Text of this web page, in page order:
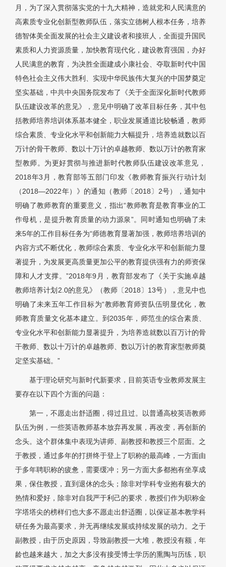
月，为了深入贯彻落实党的十九大精神，造就党和人民满意的
高素质专业化创新型教师队伍，落实立德树人根本任务，培养
德智体美全面发展的社会主义建设者和接班人，全面提升国民
素质和人力资源质量，加快教育现代化，建设教育强国，办好
人民满意的教育，为决胜全面建成小康社会、夺取新时代中国
特色社会主义伟大胜利、实现中华民族伟大复兴的中国梦奠定
坚实基础，中共中央国务院发布了《关于全面深化新时代教师
队伍建设改革的意见》，意见中明确了改革目标任务，其中包
括教师培养培训体系基本健全，职业发展通道比较畅通，教师
综合素质、专业化水平和创新能力大幅提升，培养造就数以百
万计的骨干教师、数以十万计的卓越教师、数以万计的教育家
型教师。为更好贯彻与推进新时代教师队伍建设改革意见，
2018年3月，教育部等五部门印发《教师教育振兴行动计划
（2018—2022年）》的通知（教师〔2018〕2号），通知中
明确了教师教育的重要意义，指出“教师教育是教育事业的工
作母机，是提升教育质量的动力源泉”。同时通知也明确了未
来5年的工作目标任务为“师德教育显著加强，教师培养培训的
内容方式不断优化，教师综合素质、专业化水平和创新能力显
著提升，为发展更高质量更加公平的教育提供强有力的师资保
障和人才支撑。”2018年9月，教育部发布了《关于实施卓越
教师培养计划2.0的意见》（教师〔2018〕13号），意见中也
明确了未来五年工作目标为“教师教育师资队伍明显优化，教
师教育质量文化基本建立。到2035年，师范生的综合素质、
专业化水平和创新能力显著提升，为培养造就数以百万计的骨
干教师、数以十万计的卓越教师、数以万计的教育家型教师奠
定坚实基础。”
基于理论研究与新时代新要求，目前英语专业教师发展主
要存在以下四个方面的问题：
第一，不愿走出舒适圈，得过且过。以普通高校英语教师
队伍为例，一些英语教师基本放弃再发展，再改变，再创新的
念头。这个群体集中表现为讲师、副教授和教授三个层面。之
于教授，通过多年的打拼终于登上了职称的最高峰，一方面由
于多年聘职称的疲惫，需要缓冲；另一方面大多都抱有坐享成
果，保住教授，直到退休的念头；除非对学科专业抱有极大的
热情和爱好，除非对自我严于利己的要求，教授们作为职称金
字塔塔尖的榜样们也大多不愿走出舒适圈，以保证基本教学科
研任务为最高要求，并无再继续发展或持续发展的动力。之于
副教授，由于历史原因，导致副教授一大堆，教授没有额，年
龄也越来越大，加之大多没有接受博士学历的熏陶与历练，职